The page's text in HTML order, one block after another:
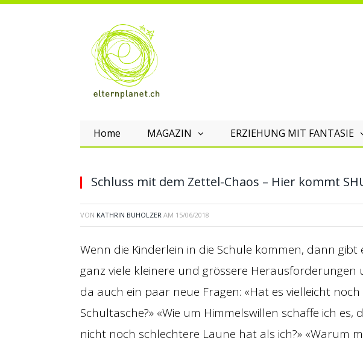
Home MAGAZIN ERZIEHUNG MIT FANTASIE
Schluss mit dem Zettel-Chaos – Hier kommt
VON KATHRIN BUHOLZER AM 15/06/2018
Wenn die Kinderlein in die Schule kommen, dann
ganz viele kleinere und grössere Herausforderungen
da auch ein paar neue Fragen: «Hat es vielleicht
Schultasche?» «Wie um Himmelswillen schaffe ich es,
nicht noch schlechtere Laune hat als ich?» «Warum